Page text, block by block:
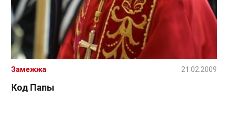
Код Папы
Замежжа 21.02.2009